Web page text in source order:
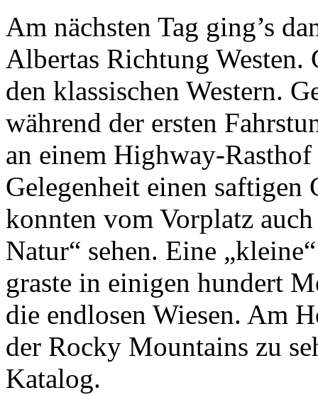
Am nächsten Tag ging’s
Albertas Richtung
den klassischen Western.
während der ersten
an einem Highway-
Gelegenheit einen saftigen
konnten vom Vorplatz
Natur“ sehen. Eine
graste in einigen hundert
die endlosen Wiesen. Am
der Rocky Mountains zu
Katalog.